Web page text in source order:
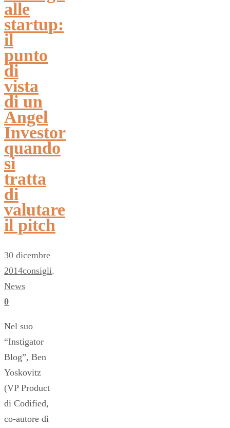
alle
startup:
il
punto
di
vista
di un
Angel
Investor
quando
si
tratta
di
valutare
il pitch
30 dicembre
2014consigli,
News
0
Nel suo
“Instigator
Blog”, Ben
Yoskovitz
(VP Product
di Codified,
co-autore di